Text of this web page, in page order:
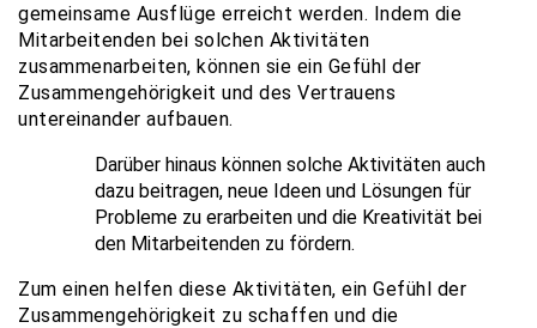
gemeinsame Ausflüge erreicht werden. Indem die
Mitarbeitenden bei solchen Aktivitäten
zusammenarbeiten, können sie ein Gefühl der
Zusammengehörigkeit und des Vertrauens
untereinander aufbauen.
Darüber hinaus können solche Aktivitäten auch
dazu beitragen, neue Ideen und Lösungen für
Probleme zu erarbeiten und die Kreativität bei
den Mitarbeitenden zu fördern.
Zum einen helfen diese Aktivitäten, ein Gefühl der
Zusammengehörigkeit zu schaffen und die